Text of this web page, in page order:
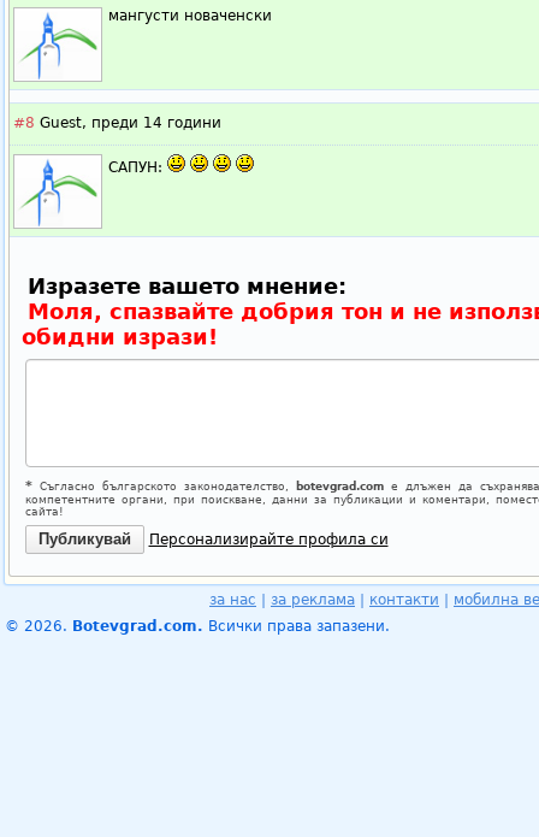
мангусти новаченски
#8 Guest, преди 14 години
САПУН:
Изразете вашето мнение:
Моля, спазвайте добрия тон и не
обидни изрази!
*Съгласно българското законодателство, botevgrad.comе длъжен да
компетентните органи, при поискване, данни за публикации и коментари,
сайта!
Персонализирайте профила си
за нас за реклама контакти
мобилна
© 2026. Botevgrad.com. Всички права запазени.